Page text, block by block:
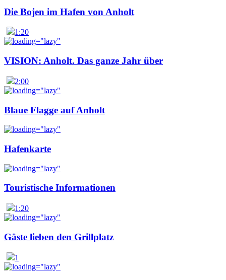
Die Bojen im Hafen von Anholt
1:20
VISION: Anholt. Das ganze Jahr über
2:00
Blaue Flagge auf Anholt
Hafenkarte
Touristische Informationen
1:20
Gäste lieben den Grillplatz
1